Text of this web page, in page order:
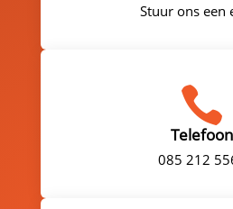
Stuur ons een

Telefoon
085 212